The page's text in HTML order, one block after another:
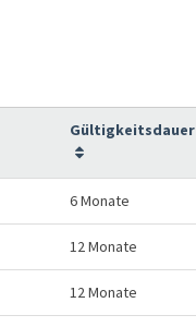
Gültigkeitsdauer
6 Monate
12 Monate
12 Monate